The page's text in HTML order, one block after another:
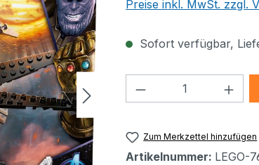
Preise inkl. MwSt. zzgl.
Sofort verfügbar,
Produkt
Zum Merkzettel hinzufügen
Artikelnummer: LEGO-